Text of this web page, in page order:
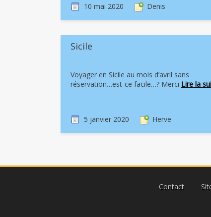
10 mai 2020
Denis
Sicile
Voyager en Sicile au mois d’avril sans
réservation…est-ce facile…? Merci Lire la
5 janvier 2020 Herve
Contact